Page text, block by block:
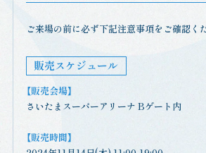
ご来場の前に必ず下記注意事項をご確認く
販売スケジュール
【販売会場】
さいたまスーパーアリーナ Bゲート内
【販売時間】